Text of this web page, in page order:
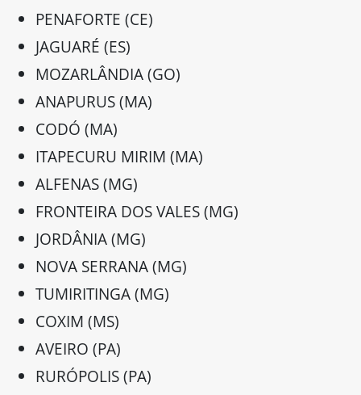
PENAFORTE (CE)
JAGUARÉ (ES)
MOZARLÂNDIA (GO)
ANAPURUS (MA)
CODÓ (MA)
ITAPECURU MIRIM (MA)
ALFENAS (MG)
FRONTEIRA DOS VALES (MG)
JORDÂNIA (MG)
NOVA SERRANA (MG)
TUMIRITINGA (MG)
COXIM (MS)
AVEIRO (PA)
RURÓPOLIS (PA)